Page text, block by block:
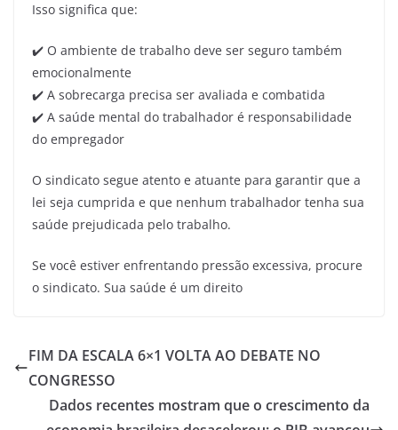
Isso significa que:
✔️ O ambiente de trabalho deve ser seguro também
emocionalmente
✔️ A sobrecarga precisa ser avaliada e combatida
✔️ A saúde mental do trabalhador é responsabilidade
do empregador
O sindicato segue atento e atuante para garantir que a
lei seja cumprida e que nenhum trabalhador tenha sua
saúde prejudicada pelo trabalho.
Se você estiver enfrentando pressão excessiva, procure
o sindicato. Sua saúde é um direito
FIM DA ESCALA 6×1 VOLTA AO DEBATE NO
CONGRESSO
Dados recentes mostram que o crescimento da